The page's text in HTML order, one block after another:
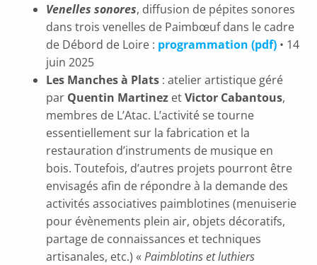
Venelles sonores, diffusion de pépites sonores
dans trois venelles de Paimbœuf dans le cadre
de Débord de Loire : programmation (pdf) • 14
juin 2025
Les Manches à Plats : atelier artistique géré
par Quentin Martinez etVictor Cabantous,
membres de L’Atac. L’activité se tourne
essentiellement sur la fabrication et la
restauration d’instruments de musique en
bois. Toutefois, d’autres projets pourront être
envisagés afin de répondre à la demande des
activités associatives paimblotines (menuiserie
pour évènements plein air, objets décoratifs,
partage de connaissances et techniques
artisanales, etc.) « Paimblotins et luthiers